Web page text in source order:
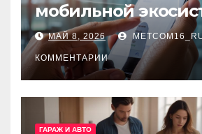
мобильной
ключевые
принципы работы
МАЙ 8, 2026
КОММЕНТАРИИ
ГАРАЖ И АВТО